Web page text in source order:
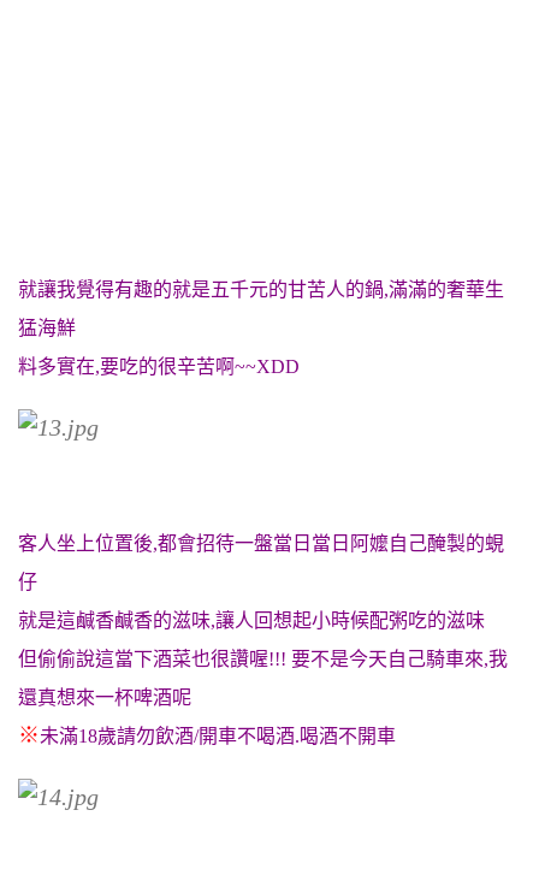
就讓我覺得有趣的就是五千元的甘苦人的鍋,滿滿的奢華生
猛海鮮
料多實在,要吃的很辛苦啊~~XDD
客人坐上位置後,都會招待一盤當日當日阿嬤自己醃製的蜆
仔
就是這鹹香鹹香的滋味,讓人回想起小時候配粥吃的滋味
但偷偷說這當下酒菜也很讚喔!!! 要不是今天自己騎車來,我
還真想來一杯啤酒呢
※未滿18歲請勿飲酒/開車不喝酒.喝酒不開車